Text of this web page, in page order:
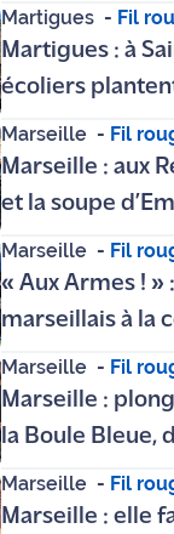
des femmes
Martigues - Fil
Martigues : à
écoliers
demain
Marseille - Fil
Marseille : aux
et la soupe
réchauffent
Marseille - Fil
« Aux Armes !
marseillais à la
coulisses de
Vélodrome
Marseille - Fil
Marseille :
la Boule Bleue,
fabrique
pétanque
Marseille - Fil
Marseille : elle